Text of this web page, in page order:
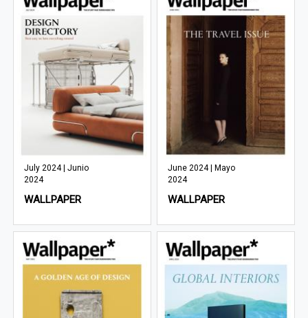
July 2024 | Junio
2024
WALLPAPER
June 2024 | Mayo
2024
WALLPAPER